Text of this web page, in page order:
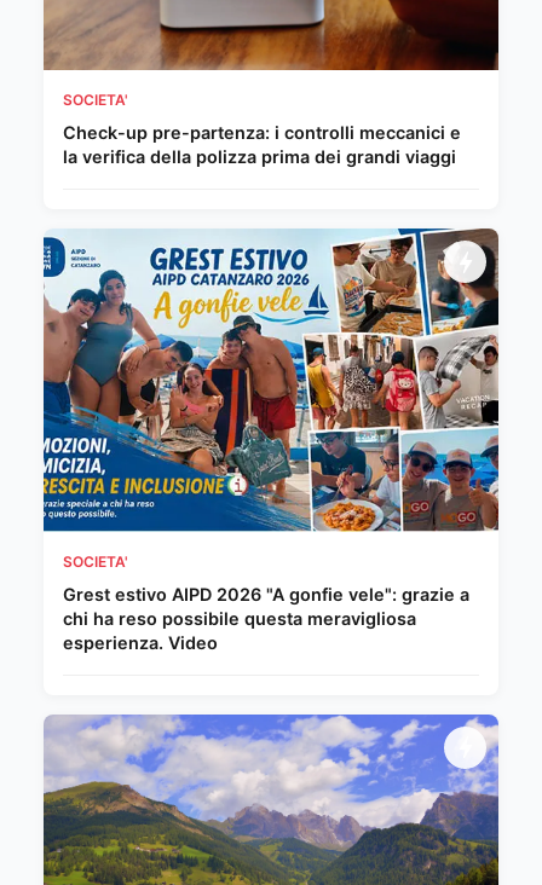
SOCIETA'
Check-up pre-partenza: i controlli meccanici e
la verifica della polizza prima dei grandi viaggi
SOCIETA'
Grest estivo AIPD 2026 "A gonfie vele": grazie a
chi ha reso possibile questa meravigliosa
esperienza. Video